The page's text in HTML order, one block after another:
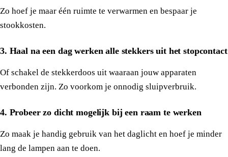
Zo hoef je maar één ruimte te verwarmen en bespaar je
stookkosten.
3. Haal na een dag werken alle stekkers uit het stopcontact
Of schakel de stekkerdoos uit waaraan jouw apparaten
verbonden zijn. Zo voorkom je onnodig sluipverbruik.
4. Probeer zo dicht mogelijk bij een raam te werken
Zo maak je handig gebruik van het daglicht en hoef je minder
lang de lampen aan te doen.